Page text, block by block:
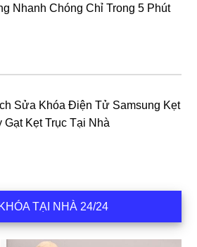
Nhanh Chóng Chỉ Trong 5 Phút
Sửa Khóa Điện Tử Samsung Kẹt
Gạt Kẹt Trục Tại Nhà
TẠI NHÀ 24/24